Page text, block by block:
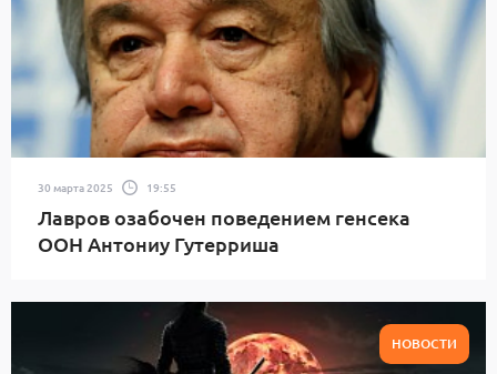
30 марта 2025 19:55
Лавров озабочен поведением генсека
ООН Антониу Гутерриша
НОВОСТИ